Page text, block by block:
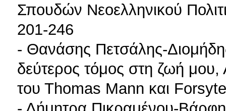
Σπουδών Νεοελληνικού
201-246
- Θανάσης Πετσάλης-
δεύτερος τόμος στη ζωή
του Τhomas Mann και